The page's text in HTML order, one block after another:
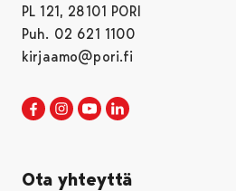
PL 121, 28101 PORI
Puh. 02 621 1100
kirjaamo@pori.fi
Porin kaupunki Facebookissa
Avautuu uudessa välilehdessä
Porin kaupunki
Avautuu uudessa
Porin kaupunki
Avautuu uudessa
Ota yhteyttä